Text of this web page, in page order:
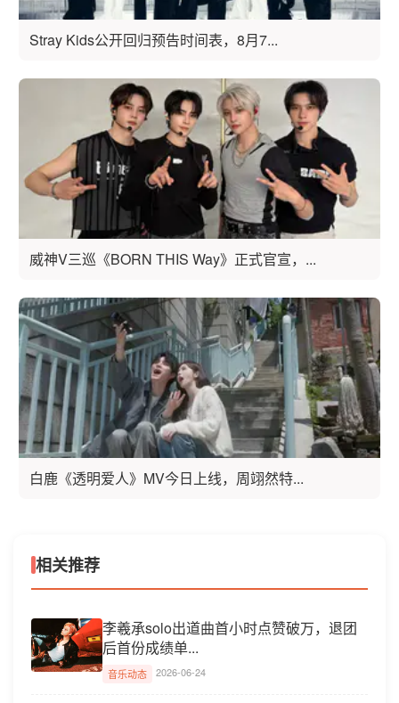
Stray Kids公开回归预告时间表，8月7...
威神V三巡《BORN THIS Way》正式官宣，...
白鹿《透明爱人》MV今日上线，周翊然特...
相关推荐
李羲承solo出道曲首小时点赞破万，退团
后首份成绩单...
音乐动态 2026-06-24